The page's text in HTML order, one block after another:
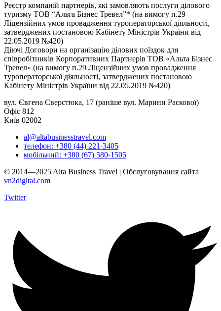
Реєстр компаній партнерів, які замовляють послуги ділового
туризму ТОВ “Альта Бізнес Тревел”* (на вимогу п.29
Ліцензійних умов провадження туроператорської діяльності,
затверджених постановою Кабінету Міністрів України від
22.05.2019 №420)
Діючі Договори на організацію ділових поїздок для
співробітників Корпоративних Партнерів ТОВ «Альта Бізнес
Тревел» (на вимогу п.29 Ліцензійних умов провадження
туроператорської діяльності, затверджених постановою
Кабінету Міністрів України від 22.05.2019 №420)
вул. Євгена Сверстюка, 17 (раніше вул. Марини Раскової)
Офіс 812
Київ 02002
al@altabusinesstravel.com
телефон: +380 (44) 221-3405
мобільний: +380 (67) 580-1505
© 2014—2025 Alta Business Travel | Обслуговування сайта
vn2digital.com
Twitter